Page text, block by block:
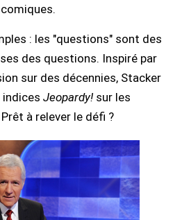
: les "questions" sont des
des questions. Inspiré par
sur des décennies, Stacker
Jeopardy! sur les
à relever le défi ?